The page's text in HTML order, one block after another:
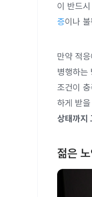
이 반드
증이나
만약 적
병행하는
조건이
하게 받
상태까지
젊은